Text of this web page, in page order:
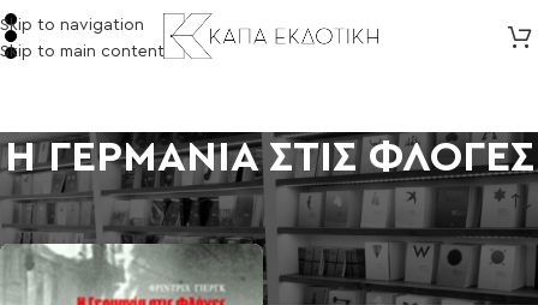
Skip to navigation
Skip to main content
Η ΓΕΡΜΑΝΙΑ ΣΤΙΣ ΦΛΟΓΕΣ
Αρχική σελίδα /Προϊόντα με ετικέτα “Η ΓΕΡΜΑΝΙΑ ΣΤΙΣ ΦΛΟΓΕΣ”